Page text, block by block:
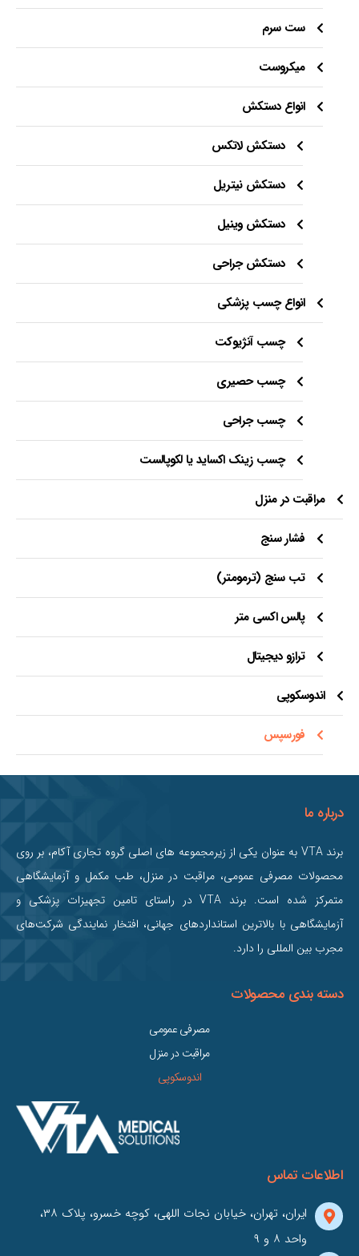
ست سرم
میکروست
انواع دستکش
دستکش لاتکس
دستکش نیتریل
دستکش وینیل
دستکش جراحی
انواع چسب پزشکی
چسب آنژیوکت
چسب حصیری
چسب جراحی
چسب زینک اکساید یا لکوپالست
مراقبت در منزل
فشار سنج
تب سنج (ترمومتر)
پالس اکسی متر
ترازو دیجیتال
اندوسکوپی
فورسپس
درباره ما
برند VTA به عنوان یکی از زیرمجموعه های اصلی گروه تجاری آکام، بر روی
محصولات مصرفی عمومی، مراقبت در منزل، طب مکمل و آزمایشگاهی
متمرکز شده است. برند VTA در راستای تامین تجهیزات پزشکی و
آزمایشگاهی با بالاترین استانداردهای جهانی، افتخار نمایندگی شرکت‌های
مجرب بین‌ المللی را دارد.
دسته بندی محصولات
مصرفی عمومی
مراقبت در منزل
اندوسکوپی
اطلاعات تماس
ایران، تهران، خیابان نجات اللهی، کوچه خسرو، پلاک ۳۸،
واحد ۸ و ۹